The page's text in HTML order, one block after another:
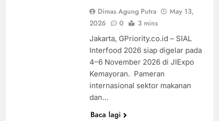
Lelah Pasien
Melahirkan
Bisa Diusir
Jauh Dari
Pemukiman
Warga, Lokasi
Kopdes Merah
Putih di Kaki
Gunung
Dimas Agung Putra
May 13,
2026
0 3 mins
Jakarta, GPriority.co.id – SIAL
Interfood 2026 siap digelar pada
4–6 November 2026 di JIExpo
Kemayoran. Pameran
internasional sektor makanan
dan…
Baca lagi